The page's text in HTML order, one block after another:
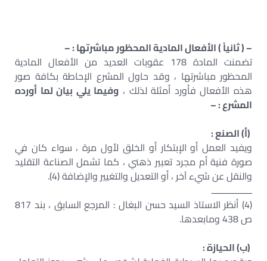
– ( ثانياً ) الأفعال المادية المحظور مباشرتها : –
تضمنت المادة 178 عقوبات العديد من الأفعال المادية
المحظور مباشرتها ، وقد حاول المشرع الإحاطة بكافة صور
هذه الأفعال فأورد أمثلة لذلك ، وفيما يلي بيان لما أورده
المشرع : –
(أ) الصنع :
ويفيد العمل أو الإبتكار أو الخلق لأول مرة ، سواء كان في
صورة فنية أم مجرد تعبير ذهني ، كما تشمل الصناعة التقليد
والنقل عن شيء آخر ، أو التعديل والتغيير والإضافة (4).
ـــــــــــــــــ
(4) أنظر الاستاذ السيد حسن البغال : المرجع السابق ، بند 817
ص 438 ومابعدها.
(ب) الحيازة :